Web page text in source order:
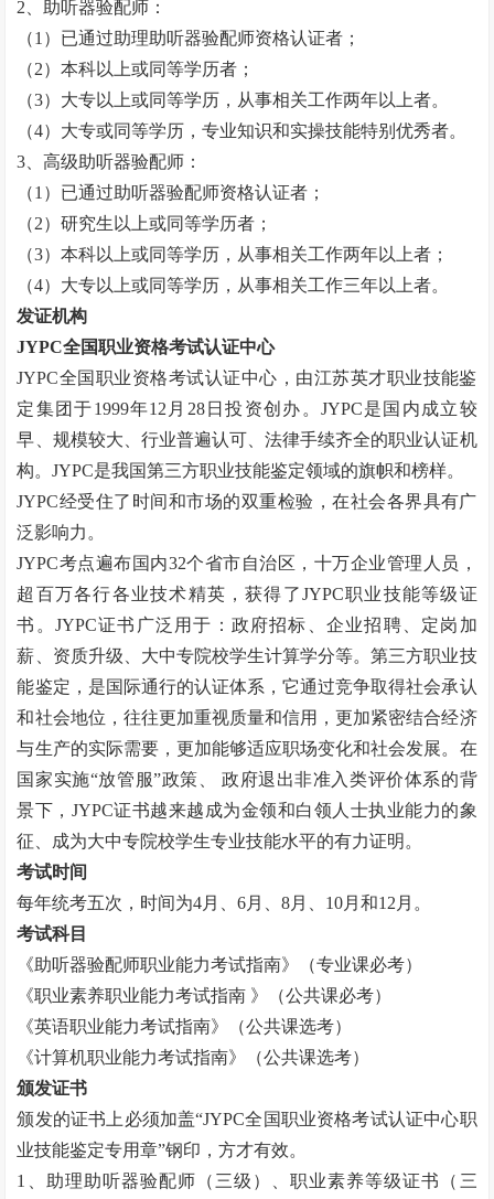
2 、助听器验配师：
（1 ）已通过助理助听器验配师资格认证者；
（2）本科以上或同等学历者；
（3）大专以上或同等学历，从事相关工作两年以上者。
（4）大专或同等学历，专业知识和实操技能特别优秀者。
3 、高级助听器验配师：
（1 ）已通过助听器验配师资格认证者；
（2）研究生以上或同等学历者；
（3）本科以上或同等学历，从事相关工作两年以上者；
（4）大专以上或同等学历，从事相关工作三年以上者。
发证机构
JYPC全国职业资格考试认证中心
JYPC全国职业资格考试认证中心，由江苏英才职业技能鉴
定集团于1999年12 月 28日投资创办。 JYPC是国内成立较
早、规模较大、行业普遍认可、法律手续齐全的职业认证机
构。JYPC是我国第三方职业技能鉴定领域的旗帜和榜样。
JYPC经受住了时间和市场的双重检验，在社会各界具有广
泛影响力。
JYPC考点遍布国内32个省市自治区，十万企业管理人员，
超百万各行各业技术精英，获得了JYPC职业技能等级证
书。 JYPC证书广泛用于：政府招标、企业招聘、定岗加
薪、资质升级、大中专院校学生计算学分等。第三方职业技
能鉴定，是国际通行的认证体系，它通过竞争取得社会承认
和社会地位，往往更加重视质量和信用，更加紧密结合经济
与生产的实际需要，更加能够适应职场变化和社会发展。在
国家实施“放管服”政策、 政府退出非准入类评价体系的背
景下， JYPC证书越来越成为金领和白领人士执业能力的象
征、成为大中专院校学生专业技能水平的有力证明。
考试时间
每年统考五次，时间为4月、6月、8月、 10月和12 月。
考试科目
《助听器验配师职业能力考试指南》（专业课必考）
《职业素养职业能力考试指南 》（公共课必考）
《英语职业能力考试指南》（公共课选考）
《计算机职业能力考试指南》（公共课选考）
颁发证书
颁发的证书上必须加盖“JYPC全国职业资格考试认证中心职
业技能鉴定专用章”钢印，方才有效。
1
、助理助听器验配师（三级）、职业素养等级证书（三